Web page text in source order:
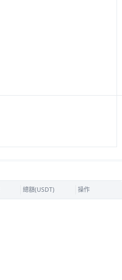
總額(USDT) 操作